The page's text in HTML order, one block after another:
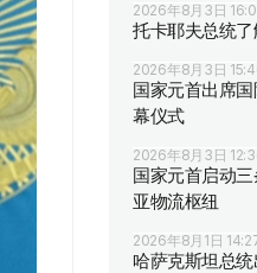
2026年8月3日
托卡耶夫总统
2026年8月3日
国家元首出席
幕仪式
2026年8月3日
国家元首启动
亚物流枢纽
2026年8月1日
哈萨克斯坦总